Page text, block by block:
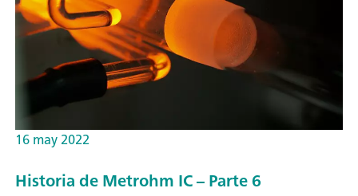
16 may 2022
Historia de Metrohm IC – Parte 6